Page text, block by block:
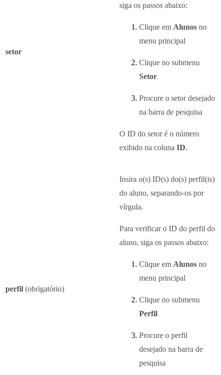
setor
siga os passos abaixo:
Clique em Alunos no
menu principal
Clique no submenu
Setor
Procure o setor desejado
na barra de pesquisa
O ID do setor é o número
exibido na coluna ID.
perfil (obrigatório)
Insira o(s) ID(s) do(s) perfil(is)
do aluno, separando-os por
vírgula.
Para verificar o ID do perfil do
aluno, siga os passos abaixo:
Clique em Alunos no
menu principal
Clique no submenu
Perfil
Procure o perfil
desejado na barra de
pesquisa